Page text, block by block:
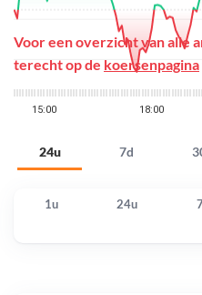
24u 7d
Voor een overzicht van alle
terecht op de koersenpagina
1u 24u